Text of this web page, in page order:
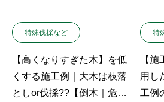
特殊伐採など
【高くなりすぎた木】を低
くする施工例｜大木は枝落
としor伐採??【倒木｜危険
特
【
用し
工例